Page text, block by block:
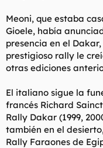
Meoni, que estaba
Gioele, había
presencia en el
prestigioso rally le
otras ediciones
El italiano sigue la
francés Richard
Rally Dakar (1999,
también en el
Rally Faraones de